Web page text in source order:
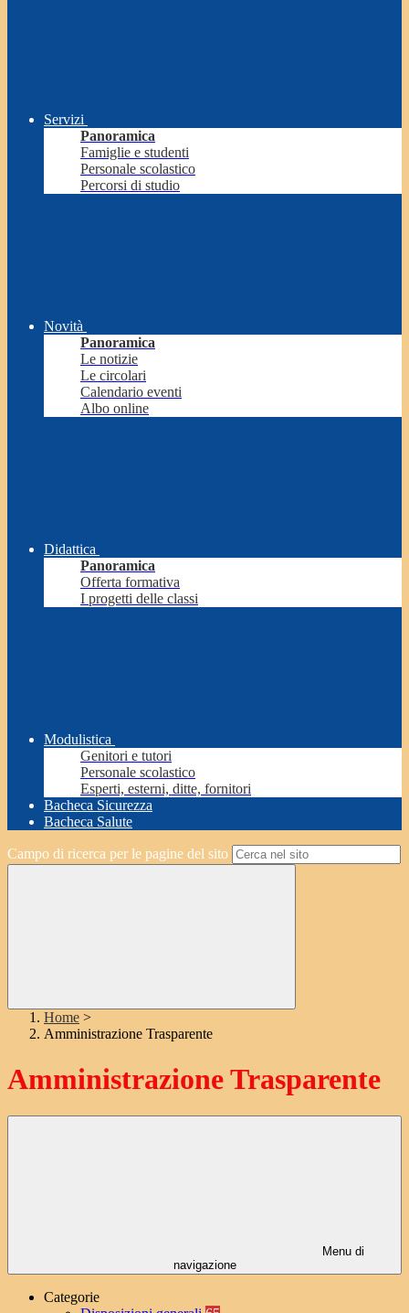
Servizi
Panoramica
Famiglie e studenti
Personale scolastico
Percorsi di studio
Novità
Panoramica
Le notizie
Le circolari
Calendario eventi
Albo online
Didattica
Panoramica
Offerta formativa
I progetti delle classi
Modulistica
Genitori e tutori
Personale scolastico
Esperti, esterni, ditte, fornitori
Bacheca Sicurezza
Bacheca Salute
Campo di ricerca per le pagine del sito
Home >
Amministrazione Trasparente
Amministrazione Trasparente
Menu di
navigazione
Categorie